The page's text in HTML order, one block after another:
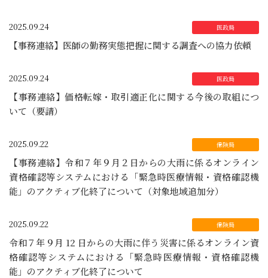
2025.09.24
【事務連絡】医師の勤務実態把握に関する調査への協力依頼
2025.09.24
【事務連絡】価格転嫁・取引適正化に関する今後の取組につ
いて（要請）
2025.09.22
【事務連絡】令和７年９月２日からの大雨に係るオンライン
資格確認等システムにおける「緊急時医療情報・資格確認機
能」のアクティブ化終了について（対象地域追加分）
2025.09.22
令和７年９月 12 日からの大雨に伴う災害に係るオンライン資
格確認等システムにおける「緊急時医療情報・資格確認機
能」のアクティブ化終了について